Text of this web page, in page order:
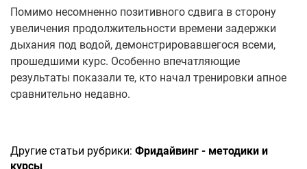
Помимо несомненно позитивного сдвига в сторону
увеличения продолжительности времени задержки
дыхания под водой, демонстрировавшегося всеми,
прошедшими курс. Особенно впечатляющие
результаты показали те, кто начал тренировки апное
сравнительно недавно.
Другие статьи рубрики: Фридайвинг - методики и
курсы